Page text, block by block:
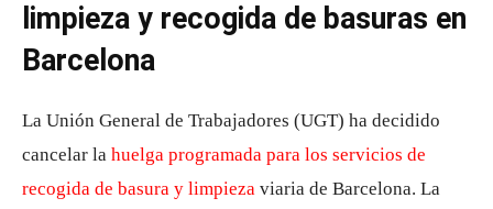
limpieza y recogida de basuras en
Barcelona
La Unión General de Trabajadores (UGT) ha decidido
cancelar la huelga programada para los servicios de
recogida de basura y limpieza viaria de Barcelona. La